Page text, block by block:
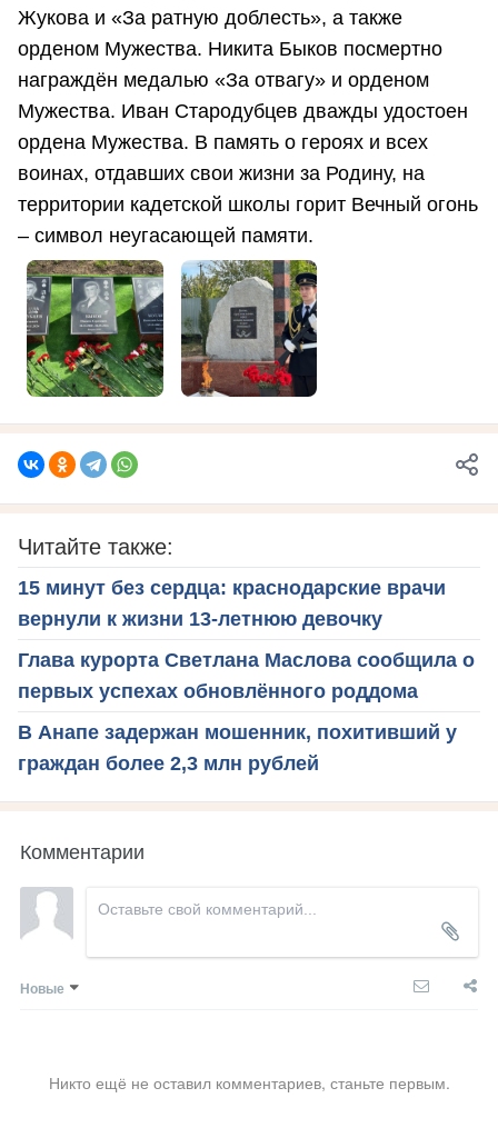
Жукова и «За ратную доблесть», а также
орденом Мужества. Никита Быков посмертно
награждён медалью «За отвагу» и орденом
Мужества. Иван Стародубцев дважды удостоен
ордена Мужества. В память о героях и всех
воинах, отдавших свои жизни за Родину, на
территории кадетской школы горит Вечный огонь
– символ неугасающей памяти.
Читайте также:
15 минут без сердца: краснодарские врачи
вернули к жизни 13-летнюю девочку
Глава курорта Светлана Маслова сообщила о
первых успехах обновлённого роддома
В Анапе задержан мошенник, похитивший у
граждан более 2,3 млн рублей
Комментарии
Новые
Никто ещё не оставил комментариев, станьте первым.